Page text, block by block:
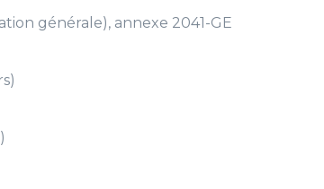
générale), annexe 2041-GE